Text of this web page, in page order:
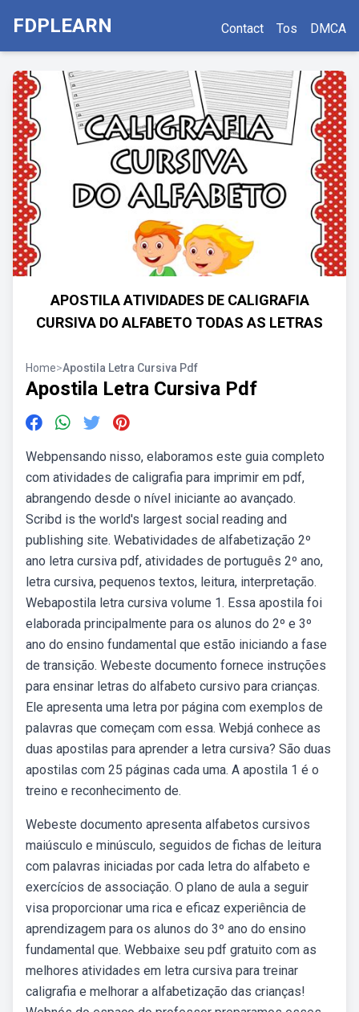
FDPLEARN Contact Tos DMCA
APOSTILA ATIVIDADES DE CALIGRAFIA
CURSIVA DO ALFABETO TODAS AS LETRAS
Home>Apostila Letra Cursiva Pdf
Apostila Letra Cursiva Pdf
Webpensando nisso, elaboramos este guia completo
com atividades de caligrafia para imprimir em pdf,
abrangendo desde o nível iniciante ao avançado.
Scribd is the world's largest social reading and
publishing site. Webatividades de alfabetização 2º
ano letra cursiva pdf, atividades de português 2º ano,
letra cursiva, pequenos textos, leitura, interpretação.
Webapostila letra cursiva volume 1. Essa apostila foi
elaborada principalmente para os alunos do 2º e 3º
ano do ensino fundamental que estão iniciando a fase
de transição. Webeste documento fornece instruções
para ensinar letras do alfabeto cursivo para crianças.
Ele apresenta uma letra por página com exemplos de
palavras que começam com essa. Webjá conhece as
duas apostilas para aprender a letra cursiva? São duas
apostilas com 25 páginas cada uma. A apostila 1 é o
treino e reconhecimento de.
Webeste documento apresenta alfabetos cursivos
maiúsculo e minúsculo, seguidos de fichas de leitura
com palavras iniciadas por cada letra do alfabeto e
exercícios de associação. O plano de aula a seguir
visa proporcionar uma rica e eficaz experiência de
aprendizagem para os alunos do 3º ano do ensino
fundamental que. Webbaixe seu pdf gratuito com as
melhores atividades em letra cursiva para treinar
caligrafia e melhorar a alfabetização das crianças!